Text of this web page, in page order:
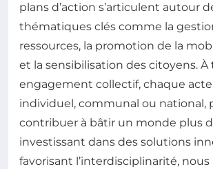
plans d’action s’articulent autour
thématiques clés comme la
ressources, la promotion de la
et la sensibilisation des citoyens. À
engagement collectif, chaque
individuel, communal ou national,
contribuer à bâtir un monde plus
investissant dans des solutions
favorisant l’interdisciplinarité,